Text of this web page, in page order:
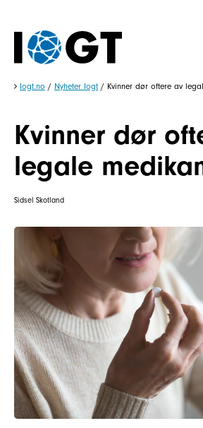
Iogt.no / Nyheter Iogt / Kvinner dør oftere av
Kvinner dør
legale
Sidsel Skotland